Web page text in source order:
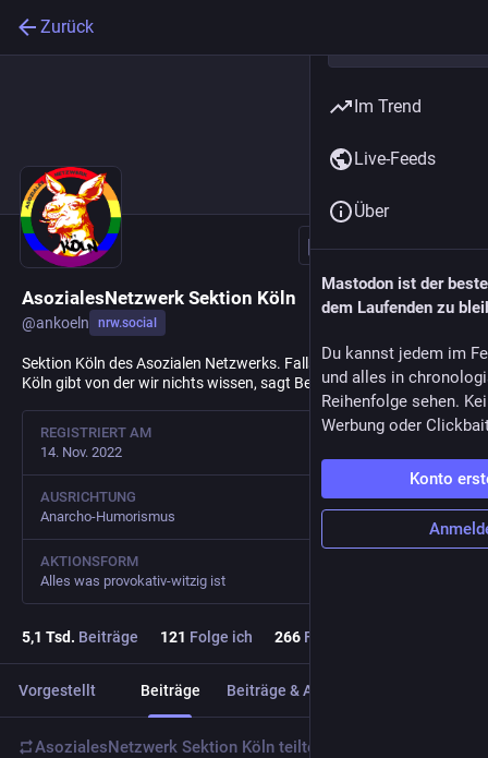
Zurück
Folgen
AsozialesNetzwerk Sektion Köln
@ankoeln nrw.social
Sektion Köln des Asozialen Netzwerks. Falls es schon eine Sektion
Köln gibt von der wir nichts wissen, sagt Bescheid!
REGISTRIERT AM
14. Nov. 2022
AUSRICHTUNG
Anarcho-Humorismus
AKTIONSFORM
Alles was provokativ-witzig ist
5,1 Tsd. Beiträge 121 Folge ich 266 Follower
Vorgestellt Beiträge Beiträge & Antworten
AsozialesNetzwerk Sektion Köln teilte
Im Trend
Live-Feeds
Über
Mastodon ist der
dem Laufenden zu
Du kannst jedem im
und alles in
Reihenfolge sehen.
Werbung oder
Konto